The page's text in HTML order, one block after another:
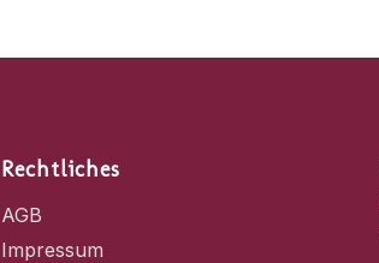
Rechtliches
AGB
Impressum